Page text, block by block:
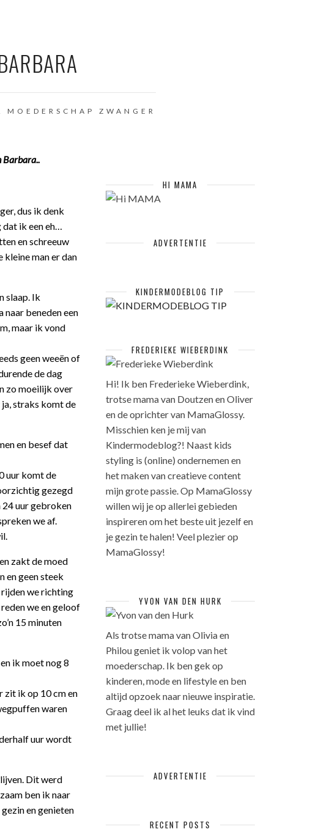
MOEDERSCHAP ZWANGER
Barbara..
dus ik denk
dat ik een eh…
en schreeuw
kleine man er dan
slaap. Ik
naar beneden een
maar ik vond
geen weeën of
de dag
zo moeilijk over
straks komt de
en besef dat
uur komt de
gezegd
24 uur gebroken
we af.
zakt de moed
en geen steek
rijden we richting
we en geloof
15 minuten
ik moet nog 8
zit ik op 10 cm en
waren
uur wordt
Dit werd
ben ik naar
en genieten
HI MAMA
ADVERTENTIE
KINDERMODEBLOG TIP
FREDERIEKE WIEBERDINK
Hi! Ik ben Frederieke Wieberdink,
trotse mama van Doutzen en Oliver
en de oprichter van MamaGlossy.
Misschien ken je mij van
Kindermodeblog?! Naast kids
styling is (online) ondernemen en
het maken van creatieve content
mijn grote passie. Op MamaGlossy
willen wij je op allerlei gebieden
inspireren om het beste uit jezelf en
je gezin te halen! Veel plezier op
MamaGlossy!
YVON VAN DEN HURK
Als trotse mama van Olivia en
Philou geniet ik volop van het
moederschap. Ik ben gek op
kinderen, mode en lifestyle en ben
altijd opzoek naar nieuwe inspiratie.
Graag deel ik al het leuks dat ik vind
met jullie!
ADVERTENTIE
RECENT POSTS